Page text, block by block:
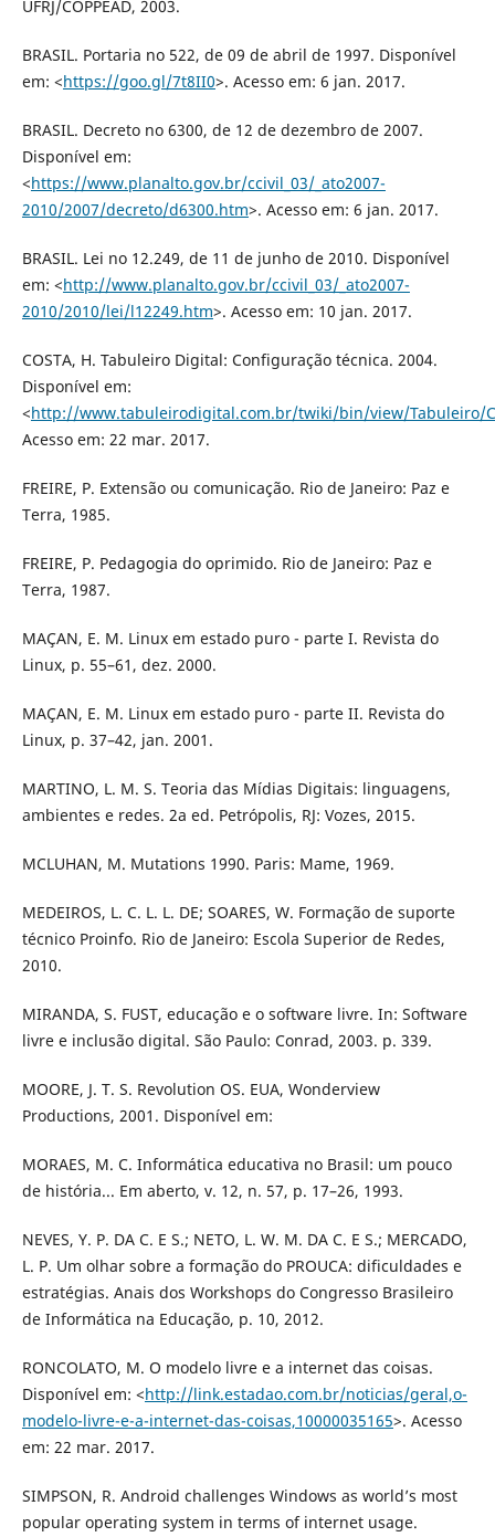
UFRJ/COPPEAD, 2003.
BRASIL. Portaria no 522, de 09 de abril de 1997. Disponível
em: <https://goo.gl/7t8II0>. Acesso em: 6 jan. 2017.
BRASIL. Decreto no 6300, de 12 de dezembro de 2007.
Disponível em:
<https://www.planalto.gov.br/ccivil_03/_ato2007-
2010/2007/decreto/d6300.htm>. Acesso em: 6 jan. 2017.
BRASIL. Lei no 12.249, de 11 de junho de 2010. Disponível
em: <http://www.planalto.gov.br/ccivil_03/_ato2007-
2010/2010/lei/l12249.htm>. Acesso em: 10 jan. 2017.
COSTA, H. Tabuleiro Digital: Configuração técnica. 2004.
Disponível em:
<http://www.tabuleirodigital.com.br/twiki/bin/view/Tabuleiro/
Acesso em: 22 mar. 2017.
FREIRE, P. Extensão ou comunicação. Rio de Janeiro: Paz e
Terra, 1985.
FREIRE, P. Pedagogia do oprimido. Rio de Janeiro: Paz e
Terra, 1987.
MAÇAN, E. M. Linux em estado puro - parte I. Revista do
Linux, p. 55–61, dez. 2000.
MAÇAN, E. M. Linux em estado puro - parte II. Revista do
Linux, p. 37–42, jan. 2001.
MARTINO, L. M. S. Teoria das Mídias Digitais: linguagens,
ambientes e redes. 2a ed. Petrópolis, RJ: Vozes, 2015.
MCLUHAN, M. Mutations 1990. Paris: Mame, 1969.
MEDEIROS, L. C. L. L. DE; SOARES, W. Formação de suporte
técnico Proinfo. Rio de Janeiro: Escola Superior de Redes,
2010.
MIRANDA, S. FUST, educação e o software livre. In: Software
livre e inclusão digital. São Paulo: Conrad, 2003. p. 339.
MOORE, J. T. S. Revolution OS. EUA, Wonderview
Productions, 2001. Disponível em:
MORAES, M. C. Informática educativa no Brasil: um pouco
de história... Em aberto, v. 12, n. 57, p. 17–26, 1993.
NEVES, Y. P. DA C. E S.; NETO, L. W. M. DA C. E S.; MERCADO,
L. P. Um olhar sobre a formação do PROUCA: dificuldades e
estratégias. Anais dos Workshops do Congresso Brasileiro
de Informática na Educação, p. 10, 2012.
RONCOLATO, M. O modelo livre e a internet das coisas.
Disponível em: <http://link.estadao.com.br/noticias/geral,o-
modelo-livre-e-a-internet-das-coisas,10000035165>. Acesso
em: 22 mar. 2017.
SIMPSON, R. Android challenges Windows as world’s most
popular operating system in terms of internet usage.